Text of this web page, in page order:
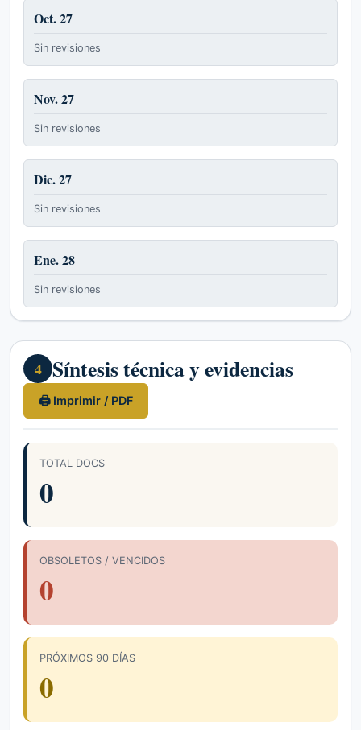
Oct. 27
Sin revisiones
Nov. 27
Sin revisiones
Dic. 27
Sin revisiones
Ene. 28
Sin revisiones
4 Síntesis técnica y evidencias
🖨 Imprimir / PDF
TOTAL DOCS
0
OBSOLETOS / VENCIDOS
0
PRÓXIMOS 90 DÍAS
0